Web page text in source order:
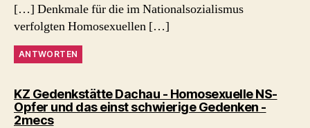
[…] Denkmale für die im Nationalsozialismus
verfolgten Homosexuellen […]
ANTWORTEN
KZ Gedenkstätte Dachau - Homosexuelle NS-
Opfer und das einst schwierige Gedenken -
2mecssagt: